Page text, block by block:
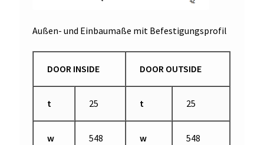
Außen- und Einbaumaße mit Befestigungsprofil
DOOR INSIDE DOOR OUTSIDE
t 25 t 25
w 548 w 548